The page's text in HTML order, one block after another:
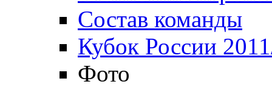
Состав команды
Кубок России
Фото